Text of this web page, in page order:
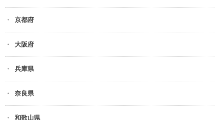
京都府
大阪府
兵庫県
奈良県
和歌山県